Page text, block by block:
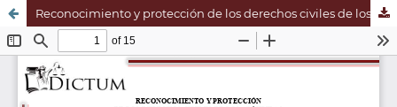
Reconocimiento y protección de los derechos civiles de los apátridas